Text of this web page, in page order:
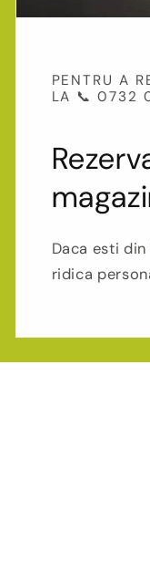
PENTRU A
LA 📞 0732
Daca esti
ridica